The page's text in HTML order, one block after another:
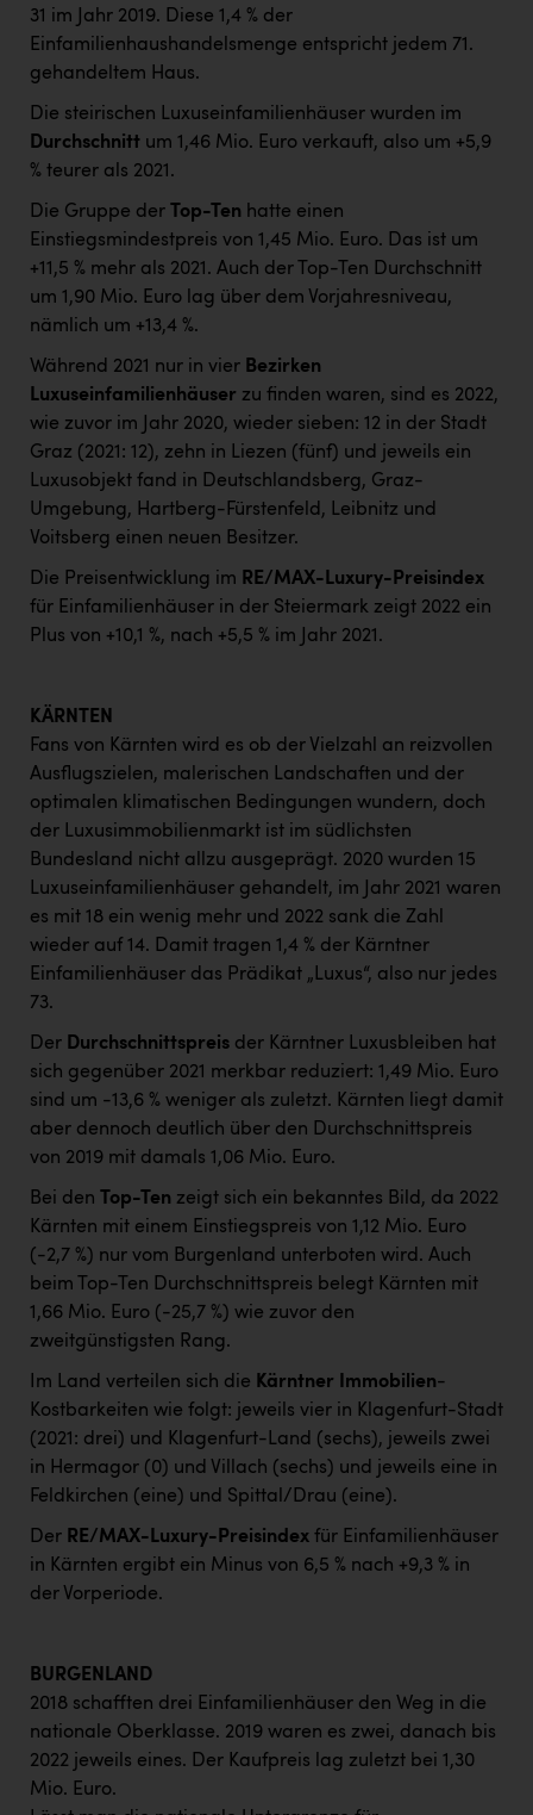
31 im Jahr 2019. Diese 1,4 % der
Einfamilienhaushandelsmenge entspricht jedem 71.
gehandeltem Haus.
Die steirischen Luxuseinfamilienhäuser wurden im
Durchschnitt um 1,46 Mio. Euro verkauft, also um +5,9
% teurer als 2021.
Die Gruppe der Top-Ten hatte einen
Einstiegsmindestpreis von 1,45 Mio. Euro. Das ist um
+11,5 % mehr als 2021. Auch der Top-Ten Durchschnitt
um 1,90 Mio. Euro lag über dem Vorjahresniveau,
nämlich um +13,4 %.
Während 2021 nur in vier Bezirken
Luxuseinfamilienhäuser zu finden waren, sind es 2022,
wie zuvor im Jahr 2020, wieder sieben: 12 in der Stadt
Graz (2021: 12), zehn in Liezen (fünf) und jeweils ein
Luxusobjekt fand in Deutschlandsberg, Graz-
Umgebung, Hartberg-Fürstenfeld, Leibnitz und
Voitsberg einen neuen Besitzer.
Die Preisentwicklung im RE/MAX-Luxury-Preisindex
für Einfamilienhäuser in der Steiermark zeigt 2022 ein
Plus von +10,1 %, nach +5,5 % im Jahr 2021.
KÄRNTEN
Fans von Kärnten wird es ob der Vielzahl an reizvollen
Ausflugszielen, malerischen Landschaften und der
optimalen klimatischen Bedingungen wundern, doch
der Luxusimmobilienmarkt ist im südlichsten
Bundesland nicht allzu ausgeprägt. 2020 wurden 15
Luxuseinfamilienhäuser gehandelt, im Jahr 2021 waren
es mit 18 ein wenig mehr und 2022 sank die Zahl
wieder auf 14. Damit tragen 1,4 % der Kärntner
Einfamilienhäuser das Prädikat „Luxus“, also nur jedes
73.
Der Durchschnittspreis der Kärntner Luxusbleiben hat
sich gegenüber 2021 merkbar reduziert: 1,49 Mio. Euro
sind um -13,6 % weniger als zuletzt. Kärnten liegt damit
aber dennoch deutlich über den Durchschnittspreis
von 2019 mit damals 1,06 Mio. Euro.
Bei den Top-Ten zeigt sich ein bekanntes Bild, da 2022
Kärnten mit einem Einstiegspreis von 1,12 Mio. Euro
(-2,7 %) nur vom Burgenland unterboten wird. Auch
beim Top-Ten Durchschnittspreis belegt Kärnten mit
1,66 Mio. Euro (-25,7 %) wie zuvor den
zweitgünstigsten Rang.
Im Land verteilen sich die Kärntner Immobilien-
Kostbarkeiten wie folgt: jeweils vier in Klagenfurt-Stadt
(2021: drei) und Klagenfurt-Land (sechs), jeweils zwei
in Hermagor (0) und Villach (sechs) und jeweils eine in
Feldkirchen (eine) und Spittal/Drau (eine).
Der RE/MAX-Luxury-Preisindex für Einfamilienhäuser
in Kärnten ergibt ein Minus von 6,5 % nach +9,3 % in
der Vorperiode.
BURGENLAND
2018 schafften drei Einfamilienhäuser den Weg in die
nationale Oberklasse. 2019 waren es zwei, danach bis
2022 jeweils eines. Der Kaufpreis lag zuletzt bei 1,30
Mio. Euro.